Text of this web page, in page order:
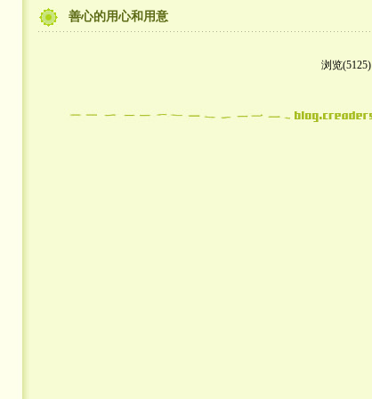
善心的用心和用意
浏览(5125)